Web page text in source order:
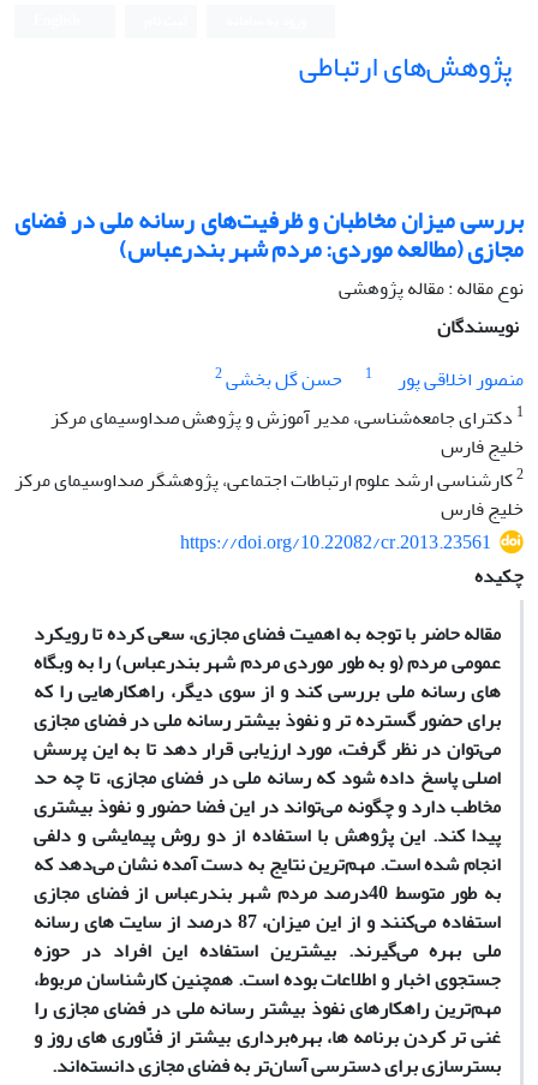
پژوهش‌های ارتباطی
بررسی میزان مخاطبان و ظرفیت‌های رسانه ملی در فضای
مجازی (مطالعه موردی: مردم شهر بندرعباس)
نوع مقاله : مقاله پژوهشی
نویسندگان
منصور اخلاقی پور
1 حسن گل بخشی2
1 دکترای جامعه‌‌شناسی، مدیر آموزش و پژوهش صداوسیمای مرکز
خلیج فارس
2کارشناسی ارشد علوم ارتباطات اجتماعی، پژوهشگر صداوسیمای مرکز
خلیج فارس
https://doi.org/10.22082/cr.2013.23561
چکیده
مقاله حاضر با توجه به اهمیت فضای مجازی، سعی کرده تا رویکرد
عمومی مردم (و به طور موردی مردم شهر بندرعباس) را به وبگاه‌
های رسانه ملی بررسی کند و از سوی دیگر، راهکارهایی را که
برای حضور گسترده ‌تر و نفوذ بیشتر رسانه ملی در فضای مجازی
می‌توان در نظر گرفت، مورد ارزیابی قرار دهد تا به این پرسش
اصلی پاسخ داده شود که رسانه ملی در فضای مجازی، تا چه حد
مخاطب دارد و چگونه می‌تواند در این فضا حضور و نفوذ بیشتری
پیدا کند. این پژوهش با استفاده از دو روش پیمایشی و دلفی
انجام شده است.مهم‌ترین نتایج به دست آمده نشان می‌دهد که
به طور متوسط 40درصد مردم شهر بندرعباس از فضای مجازی
استفاده می‌کنند و از این میزان، 87 درصد از سایت‌ های رسانه
ملی بهره می‌گیرند. بیشترین استفاده این افراد در حوزه
جستجوی اخبار و اطلاعات بوده است. همچنین کارشناسان مربوط،
مهم‌ترین راهکارهای نفوذ بیشتر رسانه ملی در فضای مجازی را
غنی‌ تر کردن برنامه‌ ها، بهره‌برداری بیشتر از فنّاوری‌ های روز و
بسترسازی برای دسترسی آسان‌تر به فضای مجازی دانسته‌اند.